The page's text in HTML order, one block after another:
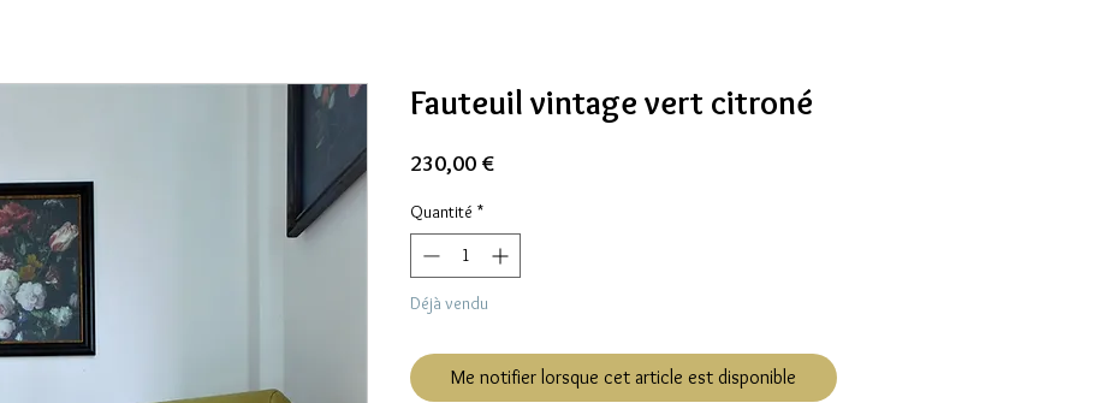
Fauteuil vintage vert citroné
230,00 €Prix
Quantité *
Déjà vendu
Me notifier lorsque cet article est disponible